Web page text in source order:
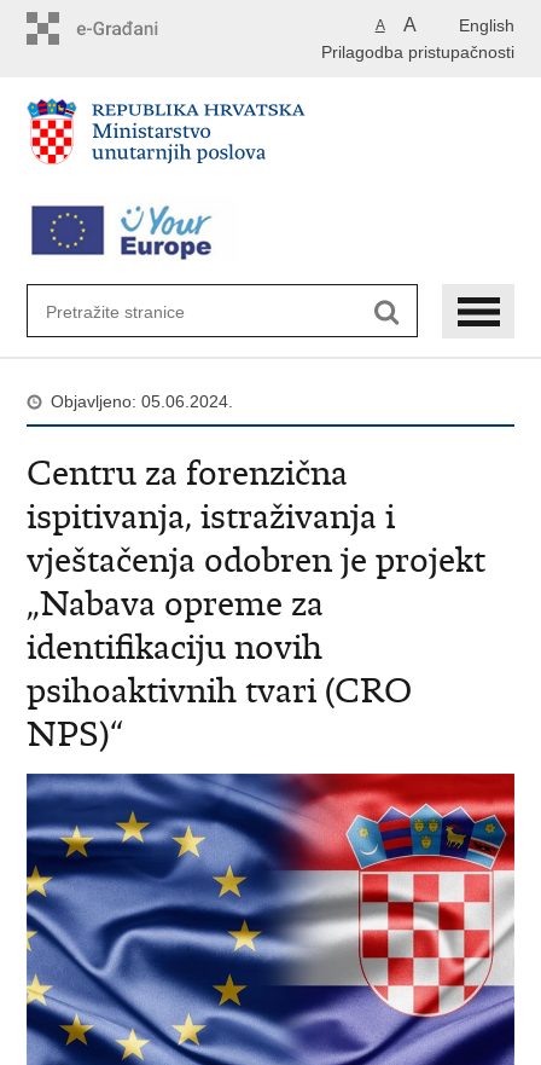
English
A A
Prilagodba pristupačnosti
Objavljeno: 05.06.2024.
Centru za forenzična
ispitivanja, istraživanja i
vještačenja odobren je projekt
„Nabava opreme za
identifikaciju novih
psihoaktivnih tvari (CRO
NPS)“